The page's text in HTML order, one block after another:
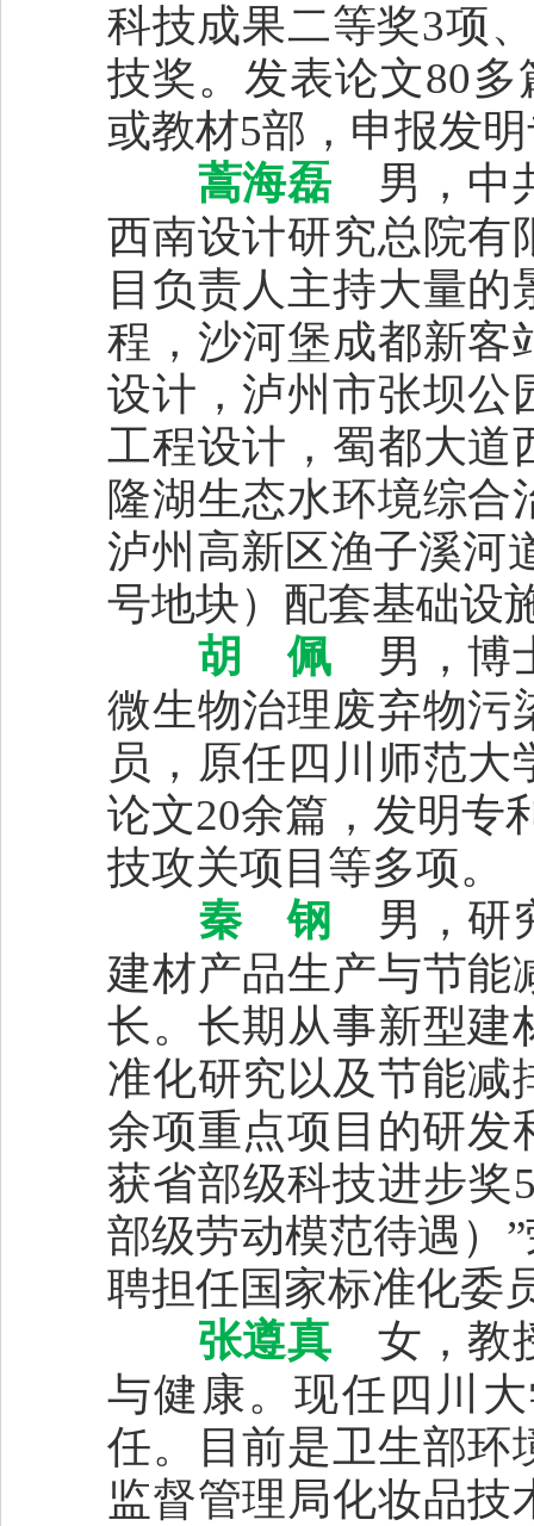
科技成果二等奖3项
技奖。发表论文80
或教材5部，申报发
蒿海磊 男，中
西南设计研究总院有
目负责人主持大量
程，沙河堡成都新客
设计，泸州市张坝公
工程设计，蜀都大道
隆湖生态水环境综
泸州高新区渔子溪河
号地块）配套基础设
胡 佩 男，博
微生物治理废弃物污
员，原任四川师范
论文20余篇，发明专
技攻关项目等多项。
秦 钢
男，研
建材产品生产与节能
长。长期从事新型建
准化研究以及节能减
余项重点项目的研发
获省部级科技进步奖
部级劳动模范待遇）
聘担任国家标准化委
张遵真 女，教
与健康。现任四川
任。目前是卫生部环
监督管理局化妆品